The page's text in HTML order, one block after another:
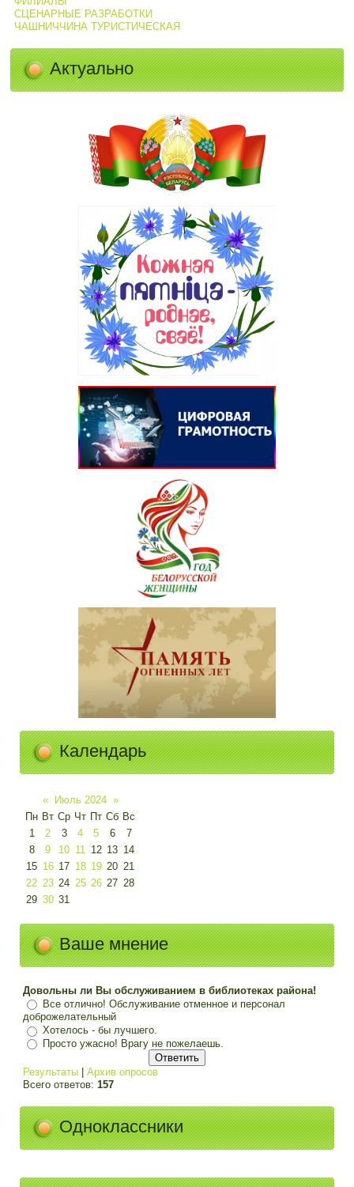
СЦЕНАРНЫЕ РАЗРАБОТКИ
ЧАШНИЧЧИНА ТУРИСТИЧЕСКАЯ
Актуально
Календарь
« Июль 2024 »
Пн Вт Ср Чт Пт Сб Вс
1
2 3 4 5 6
7
8
9 10 11 12 13 14
15 16 17 18 19 20 21
22 23 24 25 26 27 28
29 30 31
Ваше мнение
Довольны ли Вы обслуживанием в библиотеках района!
Все отлично! Обслуживание отменное и персонал
доброжелательный
Хотелось - бы лучшего.
Просто ужасно! Врагу не пожелаешь.
Результаты |Архив опросов
Всего ответов:157
Одноклассники